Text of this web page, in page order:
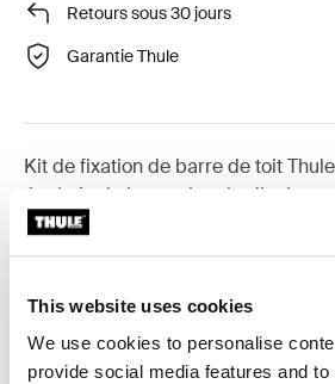
This website uses cookies
We use cookies to personalise
provide social media features and
Retours sous 30 jours
Garantie Thule
Kit de fixation de barre de toit
équipés de barres longitudinales.
Toggle features
Toutes les caractéristiques